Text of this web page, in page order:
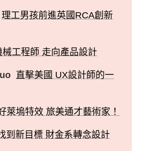
理工男孩前進英國RCA創新
械工程師 走向產品設計
直擊美國 UX設計師的一
萊塢特效 旅美通才藝術家！
到新目標 財金系轉念設計